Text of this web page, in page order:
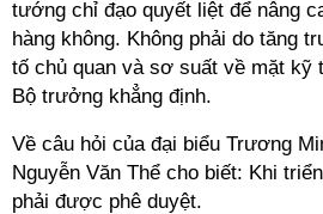
tướng chỉ đạo quyết liệt để nâng
hàng không. Không phải do tăng
tố chủ quan và sơ suất về mặt kỹ
Bộ trưởng khẳng định.
Về câu hỏi của đại biểu Trương
Nguyễn Văn Thể cho biết: Khi
phải được phê duyệt.